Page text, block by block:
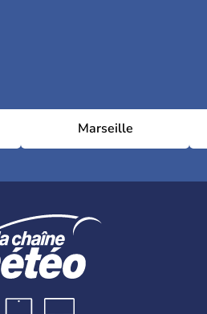
Marseille